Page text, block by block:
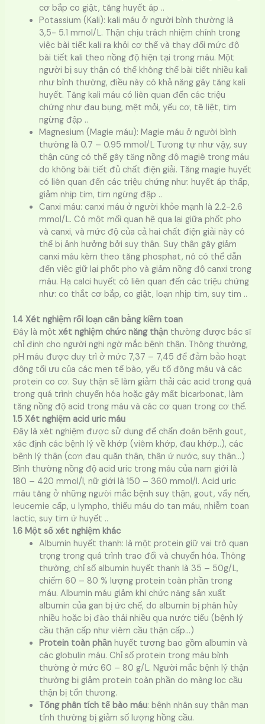
cơ bắp co giật, tăng huyết áp ..
Potassium (Kali): kali máu ở người bình thường là
3,5- 5.1 mmol/L. Thận chịu trách nhiệm chính trong
việc bài tiết kali ra khỏi cơ thể và thay đổi mức độ
bài tiết kali theo nồng độ hiện tại trong máu. Một
người bị suy thận có thể không thể bài tiết nhiều kali
như bình thường, điều này có khả năng gây tăng kali
huyết. Tăng kali máu có liên quan đến các triệu
chứng như đau bụng, mệt mỏi, yếu cơ, tê liệt, tim
ngừng đập ..
Magnesium (Magie máu): Magie máu ở người bình
thường là 0.7 – 0.95 mmol/L Tương tự như vậy, suy
thận cũng có thể gây tăng nồng độ magiê trong máu
do không bài tiết đủ chất điện giải. Tăng magie huyết
có liên quan đến các triệu chứng như: huyết áp thấp,
giảm nhịp tim, tim ngừng đập ..
Canxi máu: canxi máu ở người khỏe mạnh là 2.2-2.6
mmol/L. Có một mối quan hệ qua lại giữa phốt pho
và canxi, và mức độ của cả hai chất điện giải này có
thể bị ảnh hưởng bởi suy thận. Suy thận gây giảm
canxi máu kèm theo tăng phosphat, nó có thể dẫn
đến việc giữ lại phốt pho và giảm nồng độ canxi trong
máu. Hạ calci huyết có liên quan đến các triệu chứng
như: co thắt cơ bắp, co giật, loạn nhịp tim, suy tim ..
1.4 Xét nghiệm rối loạn cân bằng kiềm toan
Đây là mộtxét nghiệm chức năng thận thường được bác sĩ
chỉ định cho người nghi ngờ mắc bệnh thận. Thông thường,
pH máu được duy trì ở mức 7,37 – 7,45 để đảm bảo hoạt
động tối ưu của các men tế bào, yếu tố đông máu và các
protein co cơ. Suy thận sẽ làm giảm thải các acid trong quá
trong quá trình chuyển hóa hoặc gây mất bicarbonat, làm
tăng nồng độ acid trong máu và các cơ quan trong cơ thể.
1.5 Xét nghiệm acid uric máu
Đây là xét nghiệm được sử dụng để chẩn đoán bệnh gout,
xác định các bệnh lý về khớp (viêm khớp, đau khớp..), các
bệnh lý thận (cơn đau quặn thận, thận ứ nước, suy thận…)
Bình thường nồng độ acid uric trong máu của nam giới là
180 – 420 mmol/l, nữ giới là 150 – 360 mmol/l. Acid uric
máu tăng ở những người mắc bệnh suy thận, gout, vẩy nến,
leucemie cấp, u lympho, thiếu máu do tan máu, nhiễm toan
lactic, suy tim ứ huyết ..
1.6 Một số xét nghiệm khác
Albumin huyết thanh: là một protein giữ vai trò quan
trọng trong quá trình trao đổi và chuyển hóa. Thông
thường, chỉ số albumin huyết thanh là 35 – 50g/L,
chiếm 60 – 80 % lượng protein toàn phần trong
máu. Albumin máu giảm khi chức năng sản xuất
albumin của gan bị ức chế, do albumin bị phân hủy
nhiều hoặc bị đào thải nhiều qua nước tiểu (bệnh lý
cầu thận cấp như viêm cầu thận cấp…)
Protein toàn phần huyết tương bao gồm albumin và
các globulin máu. Chỉ số protein trong máu bình
thường ở mức 60 – 80 g/L. Người mắc bệnh lý thận
thường bị giảm protein toàn phần do màng lọc cầu
thận bị tổn thương.
Tổng phân tích tế bào máu: bệnh nhân suy thận mạn
tính thường bị giảm số lượng hồng cầu.